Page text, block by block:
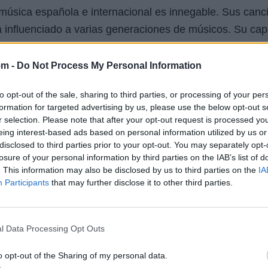
- Do Not Process My Personal Information
opt-out of the sale, sharing to third parties, or processing of your
for targeted advertising by us, please use the below opt-out
selection. Please note that after your opt-out request is processed
interest-based ads based on personal information utilized by us
to third parties prior to your opt-out. You may separately
of your personal information by third parties on the IAB’s list of
This information may also be disclosed by us to third parties on the
Participants that may further disclose it to other third parties.
Data Processing Opt Outs
opt-out of the Sharing of my personal data.
española e internacional es innegable. Sus
a varias generaciones de músicos. Su
y letras profundas es una de las razones por las que
décadas en la escena musical, Mocedades sigue
Su música trasciende fronteras y generaciones,
nunca pasan de moda.
rica trayectoria que comenzó en una pequeña ciudad
comienzos hasta el estrellato internacional, este
etapas, cambios y éxitos, Mocedades ha
la música y su conexión con el público.
un símbolo de calidad musical y una fuente de